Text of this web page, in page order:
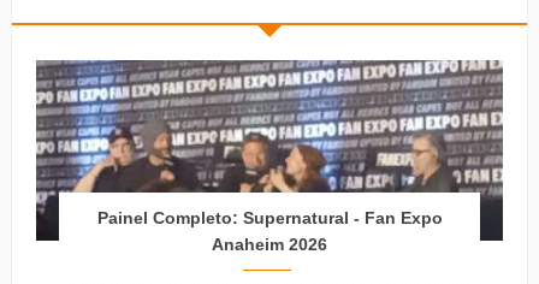
Painel Completo: Supernatural - Fan Expo
Anaheim 2026